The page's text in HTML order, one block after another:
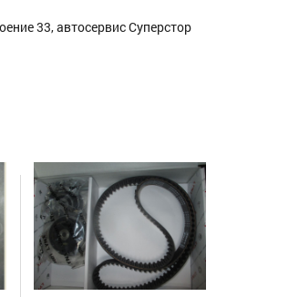
33, автосервис Суперстор